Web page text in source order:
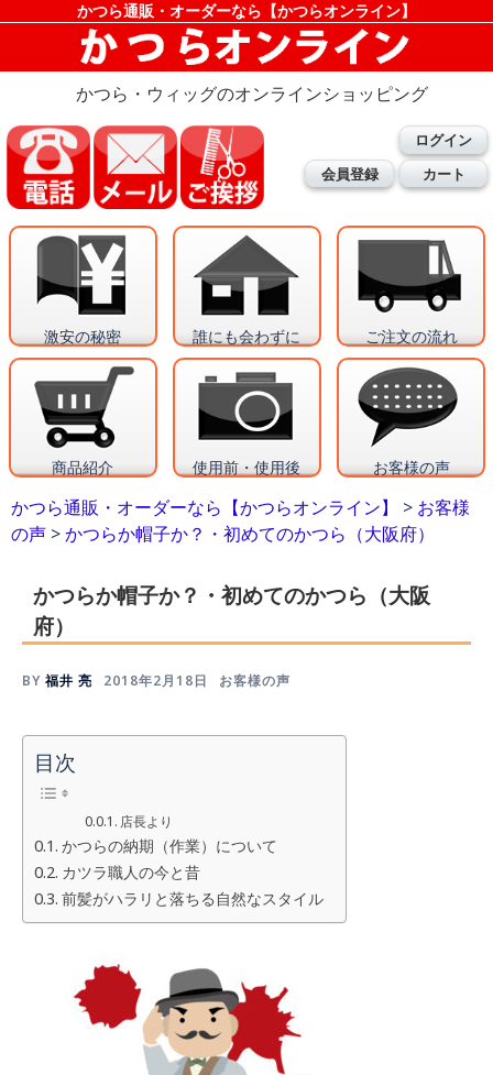
かつら通販・オーダーなら【かつらオンライン】
かつら・ウィッグのオンラインショッピング
ログイン
会員登録
カート
激安の秘密 誰にも会わずに ご注文の流れ
商品紹介 使用前・使用後 お客様の声
かつら通販・オーダーなら【かつらオンライン】 > お客様
の声 >かつらか帽子か？・初めてのかつら（大阪府）
かつらか帽子か？・初めてのかつら（大阪
府）
BY 福井 亮 2018年2月18日 お客様の声
目次
店長より
かつらの納期（作業）について
カツラ職人の今と昔
前髪がハラリと落ちる自然なスタイル